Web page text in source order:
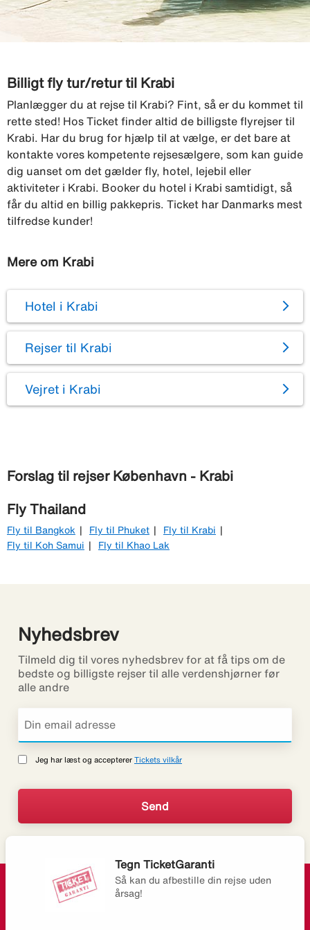
Billigt fly tur/retur til Krabi
Planlægger du at rejse til Krabi? Fint, så er du kommet til
rette sted! Hos Ticket finder altid de billigste flyrejser til
Krabi. Har du brug for hjælp til at vælge, er det bare at
kontakte vores kompetente rejsesælgere, som kan guide
dig uanset om det gælder fly, hotel, lejebil eller
aktiviteter i Krabi. Booker du hotel i Krabi samtidigt, så
får du altid en billig pakkepris. Ticket har Danmarks mest
tilfredse kunder!
Mere om Krabi
Hotel i Krabi
Rejser til Krabi
Vejret i Krabi
Forslag til rejser København - Krabi
Fly Thailand
Fly til Bangkok Fly til Phuket
Fly til Krabi
Fly til Koh Samui
Fly til Khao Lak
Nyhedsbrev
Tilmeld dig til vores nyhedsbrev for at få tips om de
bedste og billigste rejser til alle verdenshjørner før
alle andre
Jeg har læst og accepterer Tickets vilkår
Tegn TicketGaranti
Så kan du afbestille din rejse uden
årsag!